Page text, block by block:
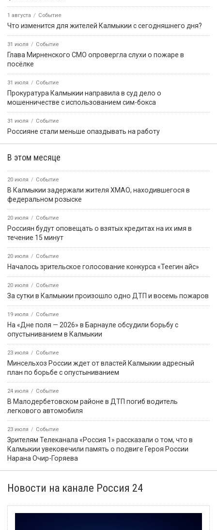
1 августа Событие
Что изменится для жителей Калмыкии с сегодняшнего дня?
31 июля Событие
Глава Мирненского СМО опровергла слухи о пожаре в
посёлке
31 июля Событие
Прокуратура Калмыкии направила в суд дело о
мошенничестве с использованием сим-бокса
31 июля Событие
Россияне стали меньше опаздывать на работу
В этом месяце
20 июля Событие
В Калмыкии задержали жителя ХМАО, находившегося в
федеральном розыске
20 июля Событие
Россиян будут оповещать о взятых кредитах на их имя в
течение 15 минут
20 июля Событие
Началось зрительское голосование конкурса «Теегин айс»
20 июля Событие
За сутки в Калмыкии произошло одно ДТП и восемь пожаров
19 июля Событие
На «Дне поля — 2026» в Барнауле обсудили борьбу с
опустыниванием в Калмыкии
23 июля Событие
Минсельхоз России ждет от властей Калмыкии адресный
план по борьбе с опустыниванием
24 июля Событие
В Малодербетовском районе в ДТП погиб водитель
легкового автомобиля
23 июля Событие
Зрителям Телеканала «Россия 1» рассказали о том, что в
Калмыкии увековечили память о подвиге Героя России
Нарана Очир-Горяева
Новости на канале Россия 24